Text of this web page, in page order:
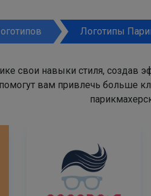
Логотипы
свои навыки стиля, создав
вам привлечь больше